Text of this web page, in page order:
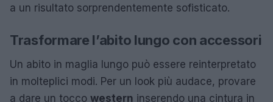
a un risultato sorprendentemente sofisticato.
Trasformare l’abito lungo con accessori
Un abito in maglia lungo può essere reinterpretato
in molteplici modi. Per un look più audace, provare
a dare un tocco western inserendo una cintura in